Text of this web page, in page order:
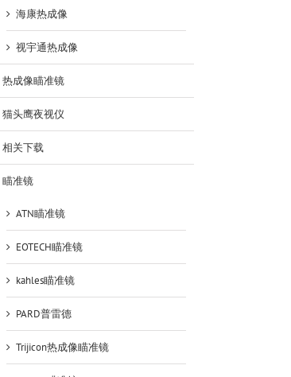
海康热成像
视宇通热成像
热成像瞄准镜
猫头鹰夜视仪
相关下载
瞄准镜
ATN瞄准镜
EOTECH瞄准镜
kahles瞄准镜
PARD普雷德
Trijicon热成像瞄准镜